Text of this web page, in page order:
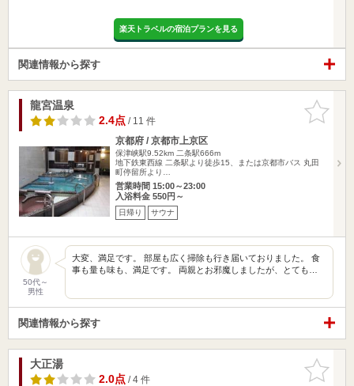
楽天トラベルの宿泊プランを見る
関連情報から探す
お気に入
りに追加
龍宮温泉
2.4点/ 11 件
京都府 / 京都市上京区
保津峡駅9.52km 二条駅666m
地下鉄東西線 二条駅より徒歩15、または京都市バス 丸田
町停留所より…
営業時間 15:00～23:00
入浴料金 550円～
日帰り サウナ
50代～
男性
大変、満足です。 部屋も広く掃除も行き届いておりました。 食
事も量も味も、満足です。 両親とお邪魔しましたが、とても…
関連情報から探す
お気に入
りに追加
大正湯
2.0点/ 4 件